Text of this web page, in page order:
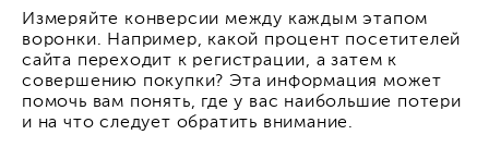
Измеряйте конверсии между каждым этапом
воронки. Например, какой процент посетителей
сайта переходит к регистрации, а затем к
совершению покупки? Эта информация может
помочь вам понять, где у вас наибольшие потери
и на что следует обратить внимание.